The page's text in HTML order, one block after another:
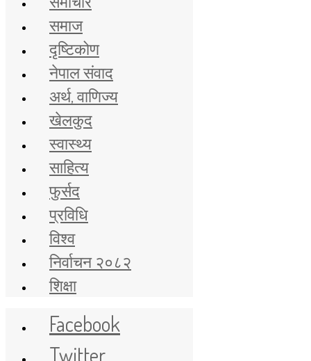
समाज
दृष्टिकोण
नेपाल संवाद
अर्थ, वाणिज्य
खेलकुद
स्वास्थ्य
साहित्य
फुर्सद
प्रविधि
विश्व
निर्वाचन २०८२
शिक्षा
Facebook
Twitter